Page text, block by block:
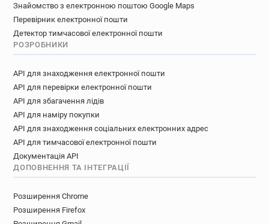
Знайомство з електронною поштою Google Maps
Перевірник електронної пошти
Детектор тимчасової електронної пошти
РОЗРОБНИКИ
API для знаходження електронної пошти
API для перевірки електронної пошти
API для збагачення лідів
API для наміру покупки
API для знаходження соціальних електронних адрес
API для тимчасової електронної пошти
Документація API
ДОПОВНЕННЯ ТА ІНТЕГРАЦІЇ
Розширення Chrome
Розширення Firefox